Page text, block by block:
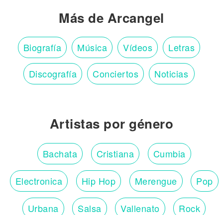
Más de Arcangel
Biografía Música Vídeos Letras
Discografía Conciertos Noticias
Artistas por género
Bachata Cristiana Cumbia
Electronica Hip Hop Merengue Pop
Urbana Salsa Vallenato Rock